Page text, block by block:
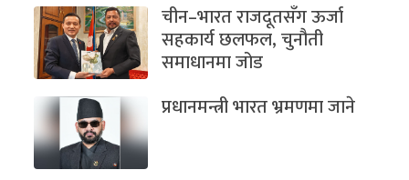
चीन–भारत राजदूतसँग ऊर्जा
सहकार्य छलफल, चुनौती
समाधानमा जोड
प्रधानमन्त्री भारत भ्रमणमा जाने